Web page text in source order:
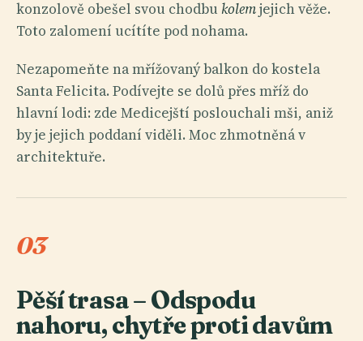
konzolově obešel svou chodbu kolemjejich věže.
Toto zalomení ucítíte pod nohama.
Nezapomeňte na mřížovaný balkon do kostela
Santa Felicita. Podívejte se dolů přes mříž do
hlavní lodi: zde Medicejští poslouchali mši, aniž
by je jejich poddaní viděli. Moc zhmotněná v
architektuře.
03
Pěší trasa – Odspodu
nahoru, chytře proti davům